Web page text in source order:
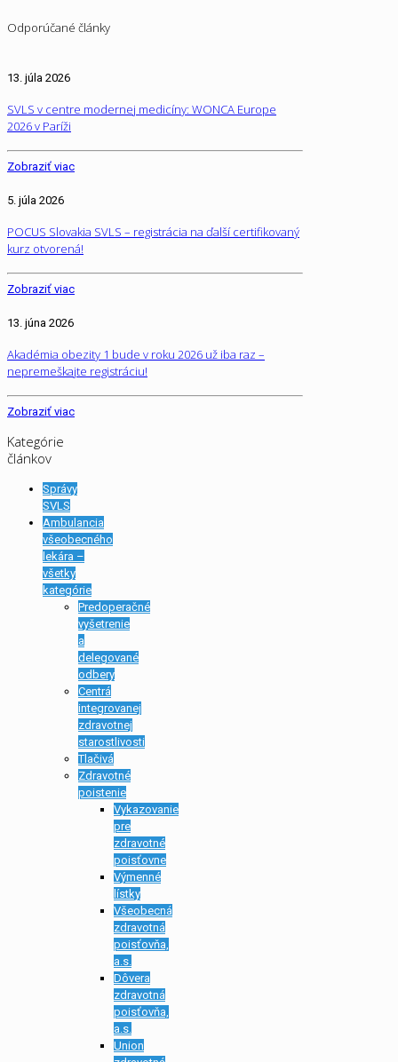
Odporúčané články
13. júla 2026
SVLS v centre modernej medicíny: WONCA Europe
2026 v Paríži
Zobraziť viac
5. júla 2026
POCUS Slovakia SVLS – registrácia na ďalší certifikovaný
kurz otvorená!
Zobraziť viac
13. júna 2026
Akadémia obezity 1 bude v roku 2026 už iba raz –
nepremeškajte registráciu!
Zobraziť viac
Kategórie
článkov
Správy
SVLS
Ambulancia
všeobecného
lekára –
všetky
kategórie
Predoperačné
vyšetrenie
a
delegované
odbery
Centrá
integrovanej
zdravotnej
starostlivosti
Tlačivá
Zdravotné
poistenie
Vykazovanie
pre
zdravotné
poisťovne
Výmenné
lístky
Všeobecná
zdravotná
poisťovňa,
a.s.
Dôvera
zdravotná
poisťovňa,
a.s.
Union